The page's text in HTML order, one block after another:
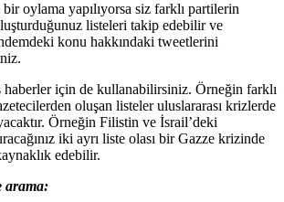
oylama yapılıyorsa siz farklı partilerin
listeleri takip edebilir ve
konu hakkındaki tweetlerini
haberler için de kullanabilirsiniz. Örneğin farklı
oluşan listeler uluslararası krizlerde
Örneğin Filistin ve İsrail’deki
iki ayrı liste olası bir Gazze krizinde
edebilir.
arama: